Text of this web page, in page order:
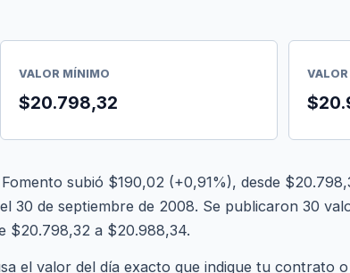
VALOR MÍNIMO
$20.798,32
subió $190,02 (+0,91%), desde
30 de septiembre de 2008. Se publicaron 30
$20.798,32 a $20.988,34.
el valor del día exacto que indique tu contrato o